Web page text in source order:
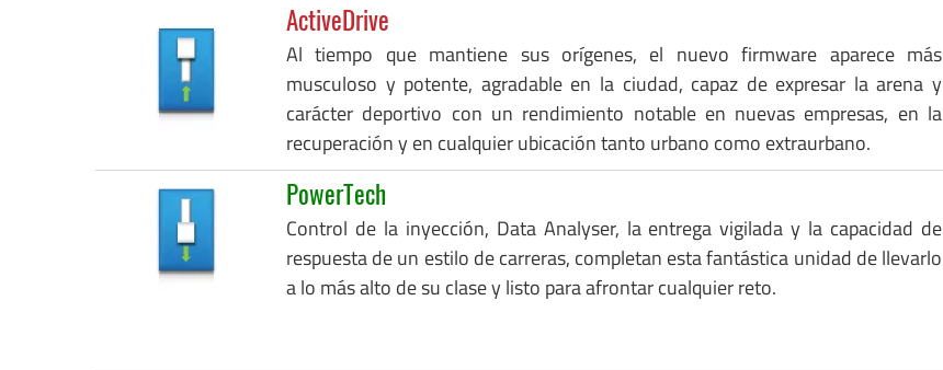
ActiveDrive
Al tiempo que mantiene sus orígenes, el nuevo firmware aparece más
musculoso y potente, agradable en la ciudad, capaz de expresar la arena y
carácter deportivo con un rendimiento notable en nuevas empresas, en la
recuperación y en cualquier ubicación tanto urbano como extraurbano.
PowerTech
Control de la inyección, Data Analyser, la entrega vigilada y la capacidad de
respuesta de un estilo de carreras, completan esta fantástica unidad de llevarlo
a lo más alto de su clase y listo para afrontar cualquier reto.